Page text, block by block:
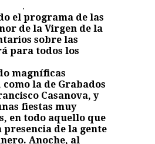
.
el programa de las
de la Virgen de la
sobre las
para todos los
magníficas
como la de Grabados
Casanova, y
fiestas muy
en todo aquello que
presencia de la gente
Anoche, al